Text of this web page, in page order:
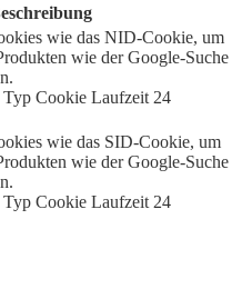
wie das NID-Cookie, um
wie der Google-Suche
Typ Cookie Laufzeit 24
wie das SID-Cookie, um
wie der Google-Suche
Typ Cookie Laufzeit 24